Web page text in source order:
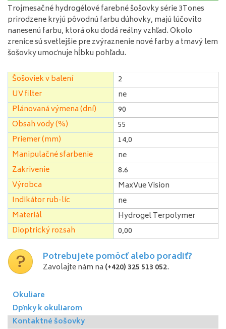
Trojmesačné hydrogélové farebné šošovky série 3Tones
prirodzene kryjú pôvodnú farbu dúhovky, majú lúčovito
nanesenú farbu, ktorá oku dodá reálny vzhľad. Okolo
zrenice sú svetlejšie pre zvýraznenie nové farby a tmavý lem
šošovky umocňuje hĺbku pohľadu.
Šošoviek v balení
2
UV filter
ne
Plánovaná výmena (dní)
90
Obsah vody (%)
55
Priemer (mm)
14,0
Manipulačné sfarbenie
ne
Zakrivenie
8.6
Výrobca
MaxVue Vision
Indikátor rub-líc
ne
Materiál
Hydrogel Terpolymer
Dioptrický rozsah
0,00
Potrebujete pomôcť alebo poradiť?
Zavolajte nám na (+420) 325 513 052.
Okuliare
Dpňky k okuliarom
Kontaktné šošovky